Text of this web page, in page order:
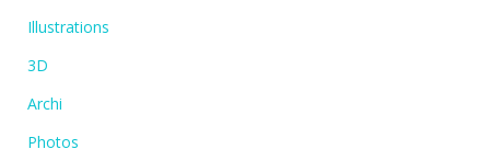
Illustrations
3D
Archi
Photos